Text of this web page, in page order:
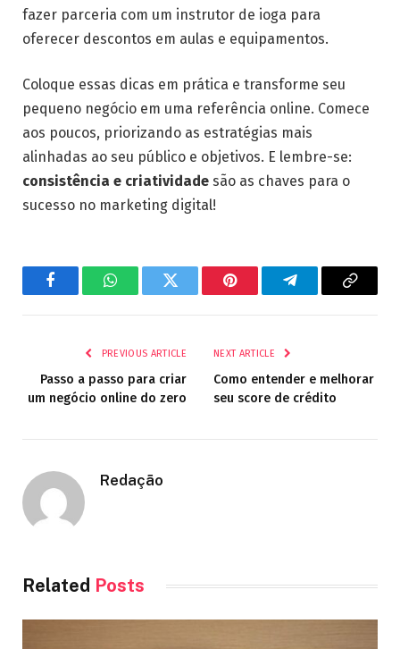
fazer parceria com um instrutor de ioga para
oferecer descontos em aulas e equipamentos.
Coloque essas dicas em prática e transforme seu
pequeno negócio em uma referência online. Comece
aos poucos, priorizando as estratégias mais
alinhadas ao seu público e objetivos. E lembre-se:
consistência e criatividade são as chaves para o
sucesso no marketing digital!
FacebookWhatsAppTwitter Pinterest TelegramCopy
PREVIOUS ARTICLE
Passo a passo para criar
um negócio online do zero
NEXT ARTICLE
Como entender e melhorar
seu score de crédito
Redação
Related Posts